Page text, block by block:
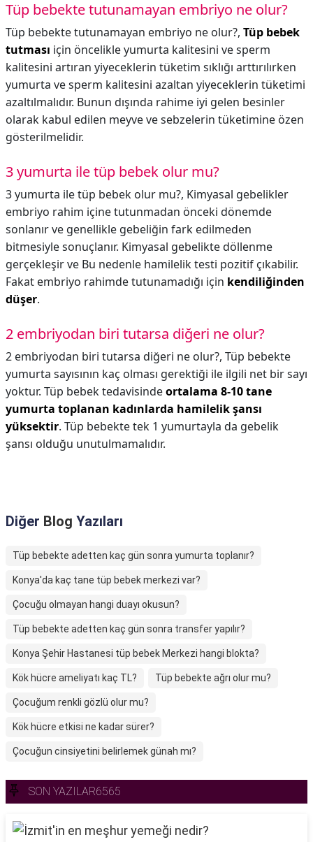
Tüp bebekte tutunamayan embriyo ne olur?
Tüp bebekte tutunamayan embriyo ne olur?, Tüp bebek
tutması için öncelikle yumurta kalitesini ve sperm
kalitesini artıran yiyeceklerin tüketim sıklığı arttırılırken
yumurta ve sperm kalitesini azaltan yiyeceklerin tüketimi
azaltılmalıdır. Bunun dışında rahime iyi gelen besinler
olarak kabul edilen meyve ve sebzelerin tüketimine özen
gösterilmelidir.
3 yumurta ile tüp bebek olur mu?
3 yumurta ile tüp bebek olur mu?, Kimyasal gebelikler
embriyo rahim içine tutunmadan önceki dönemde
sonlanır ve genellikle gebeliğin fark edilmeden
bitmesiyle sonuçlanır. Kimyasal gebelikte döllenme
gerçekleşir ve Bu nedenle hamilelik testi pozitif çıkabilir.
Fakat embriyo rahimde tutunamadığı için kendiliğinden
düşer.
2 embriyodan biri tutarsa diğeri ne olur?
2 embriyodan biri tutarsa diğeri ne olur?, Tüp bebekte
yumurta sayısının kaç olması gerektiği ile ilgili net bir sayı
yoktur. Tüp bebek tedavisindeortalama 8-10 tane
yumurta toplanan kadınlarda hamilelik şansı
yüksektir. Tüp bebekte tek 1 yumurtayla da gebelik
şansı olduğu unutulmamalıdır.
Diğer Blog Yazıları
Tüp bebekte adetten kaç gün sonra yumurta toplanır?
Konya'da kaç tane tüp bebek merkezi var?
Çocuğu olmayan hangi duayı okusun?
Tüp bebekte adetten kaç gün sonra transfer yapılır?
Konya Şehir Hastanesi tüp bebek Merkezi hangi blokta?
Kök hücre ameliyatı kaç TL? Tüp bebekte ağrı olur mu?
Çocuğum renkli gözlü olur mu?
Kök hücre etkisi ne kadar sürer?
Çocuğun cinsiyetini belirlemek günah mı?
SON YAZILAR6565